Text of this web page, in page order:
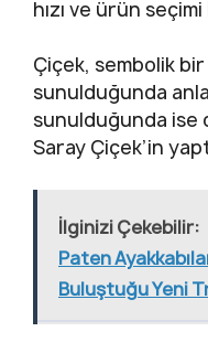
hızı ve ürün
Çiçek, sembolik
sunulduğunda
sunulduğunda ise
Saray Çiçek’in
İlginizi Çekebilir:
Paten
Buluştuğu Yeni